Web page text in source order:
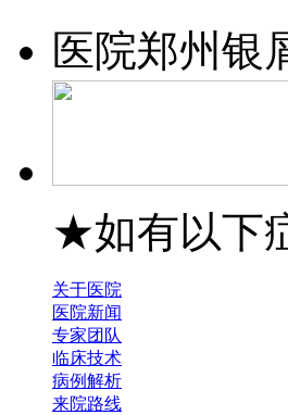
医院郑州银
★如有以下
关于医院
医院新闻
专家团队
临床技术
病例解析
来院路线